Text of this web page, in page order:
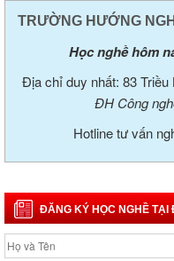
TRƯỜNG HƯỚNG
Học nghề hôm
Địa chỉ duy nhất: 83
ĐH Công
Hotline tư vấn
ĐĂNG KÝ HỌC NGHỀ TẠI